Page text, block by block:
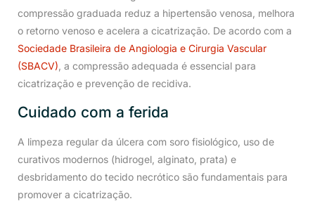
compressão graduada reduz a hipertensão venosa, melhora
o retorno venoso e acelera a cicatrização. De acordo com a
Sociedade Brasileira de Angiologia e Cirurgia Vascular
(SBACV), a compressão adequada é essencial para
cicatrização e prevenção de recidiva.
Cuidado com a ferida
A limpeza regular da úlcera com soro fisiológico, uso de
curativos modernos (hidrogel, alginato, prata) e
desbridamento do tecido necrótico são fundamentais para
promover a cicatrização.